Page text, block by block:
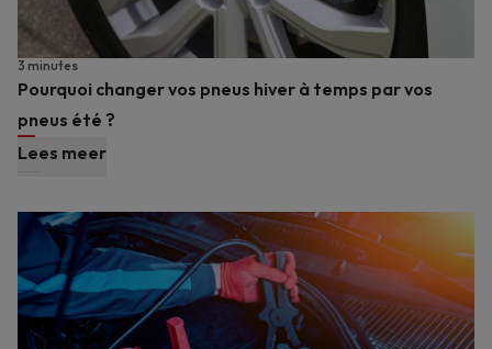
Pourquoi changer vos pneus hiver à temps par vos
pneus été ?
3 minutes
Lees meer